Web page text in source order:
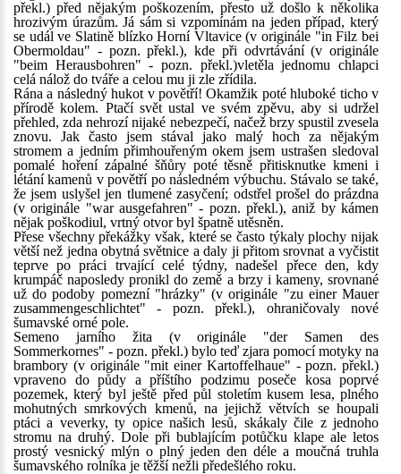
překl.) před nějakým poškozením, přesto už došlo k několika
hrozivým úrazům. Já sám si vzpomínám na jeden případ, který
se udál ve Slatině blízko Horní Vltavice (v originále "in Filz bei
Obermoldau" - pozn. překl.), kde při odvrtávání (v originále
"beim Herausbohren" - pozn. překl.)vletěla jednomu chlapci
celá nálož do tváře a celou mu ji zle zřídila.
Rána a následný hukot v povětří! Okamžik poté hluboké ticho v
přírodě kolem. Ptačí svět ustal ve svém zpěvu, aby si udržel
přehled, zda nehrozí nijaké nebezpečí, načež brzy spustil zvesela
znovu. Jak často jsem stával jako malý hoch za nějakým
stromem a jedním přimhouřeným okem jsem ustrašen sledoval
pomalé hoření zápalné šňůry poté těsně přitisknutke kmeni i
létání kamenů v povětří po následném výbuchu. Stávalo se také,
že jsem uslyšel jen tlumené zasyčení; odstřel prošel do prázdna
(v originále "war ausgefahren" - pozn. překl.), aniž by kámen
nějak poškodiul, vrtný otvor byl špatně utěsněn.
Přese všechny překážky však, které se často týkaly plochy nijak
větší než jedna obytná světnice a daly ji přitom srovnat a vyčistit
teprve po práci trvající celé týdny, nadešel přece den, kdy
krumpáč naposledy pronikl do země a brzy i kameny, srovnané
už do podoby pomezní "hrázky" (v originále "zu einer Mauer
zusammengeschlichtet" - pozn. překl.), ohraničovaly nové
šumavské orné pole.
Semeno jarního žita (v originále "der Samen des
Sommerkornes" - pozn. překl.) bylo teď zjara pomocí motyky na
brambory (v originále "mit einer Kartoffelhaue" - pozn. překl.)
vpraveno do půdy a příštího podzimu poseče kosa poprvé
pozemek, který byl ještě před půl stoletím kusem lesa, plného
mohutných smrkových kmenů, na jejichž větvích se houpali
ptáci a veverky, ty opice našich lesů, skákaly čile z jednoho
stromu na druhý. Dole při bublajícím potůčku klape ale letos
prostý vesnický mlýn o plný jeden den déle a moučná truhla
šumavského rolníka je těžší nežli předešlého roku.